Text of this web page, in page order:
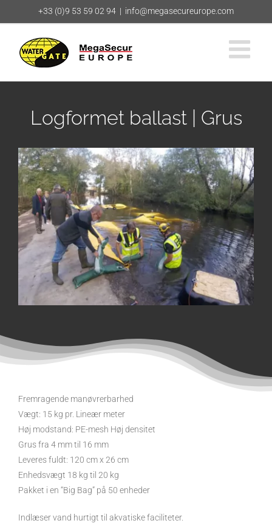
to
+33 (0)9 53 59 02 94 | info@megasecureurope.com
Logformet ballast | Grus
Fremragende manøvrerbarhed
Vægt: 15 kg pr. Lineær meter
Høj modstand: PE-mesh Høj densitet
Grus fra 4 mm til 16 mm
Leveres fuldt: 120 cm x 26 cm
Enhedsvægt 18 kg til 20 kg
Pakket i en “Big Bag” på 50 enheder
Indlæser vand hurtigt til akvatiske faciliteter.